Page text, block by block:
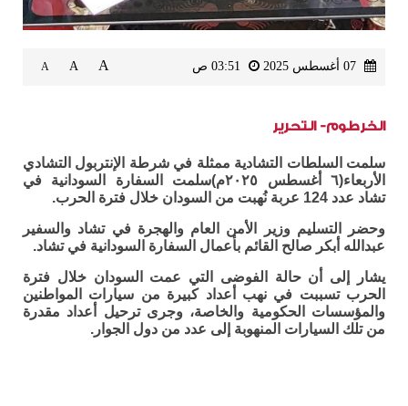
A
A
A
الخرطوم- التحرير
سلمت السلطات التشادية ممثلة في شرطة الإنتربول التشادي
الأربعاء(٦ أغسطس ٢٠٢٥م)سلمت السفارة السودانية في
تشاد عدد 124 عربة نُهبت من السودان خلال فترة الحرب.
وحضر التسليم وزير الأمن العام والهجرة في تشاد والسفير
عبدالله أبكر صالح القائم بأعمال السفارة السودانية في تشاد.
يشار إلى أن حالة الفوضى التي عمت السودان خلال فترة
الحرب تسببت في نهب أعداد كبيرة من سيارات المواطنين
والمؤسسات الحكومية والخاصة، وجرى ترحيل أعداد مقدرة
من تلك السيارات المنهوبة إلى عدد من دول الجوار.